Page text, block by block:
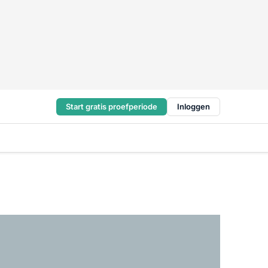
Start gratis proefperiode Inloggen